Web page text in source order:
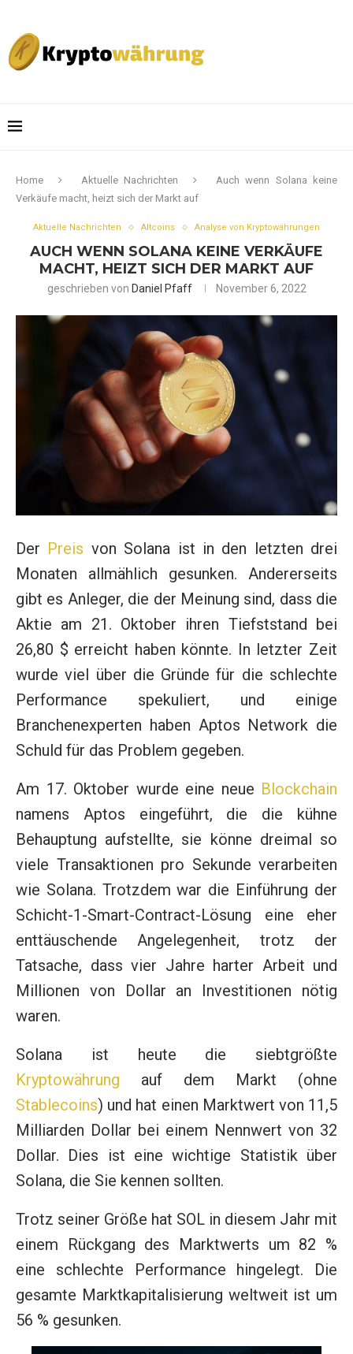
Home Aktuelle Nachrichten
Auch wenn Solana keine
Verkäufe macht, heizt sich der Markt auf
Aktuelle Nachrichten Altcoins Analyse von Kryptowährungen
AUCH WENN SOLANA KEINE VERKÄUFE
MACHT, HEIZT SICH DER MARKT AUF
geschrieben von Daniel Pfaff November 6, 2022
Der Preis von Solana ist in den letzten drei
Monaten allmählich gesunken. Andererseits
gibt es Anleger, die der Meinung sind, dass die
Aktie am 21. Oktober ihren Tiefststand bei
26,80 $ erreicht haben könnte. In letzter Zeit
wurde viel über die Gründe für die schlechte
Performance spekuliert, und einige
Branchenexperten haben Aptos Network die
Schuld für das Problem gegeben.
Am 17. Oktober wurde eine neue Blockchain
namens Aptos eingeführt, die die kühne
Behauptung aufstellte, sie könne dreimal so
viele Transaktionen pro Sekunde verarbeiten
wie Solana. Trotzdem war die Einführung der
Schicht-1-Smart-Contract-Lösung eine eher
enttäuschende Angelegenheit, trotz der
Tatsache, dass vier Jahre harter Arbeit und
Millionen von Dollar an Investitionen nötig
waren.
Solana ist heute die siebtgrößte
Kryptowährung auf dem Markt (ohne
Stablecoins) und hat einen Marktwert von 11,5
Milliarden Dollar bei einem Nennwert von 32
Dollar. Dies ist eine wichtige Statistik über
Solana, die Sie kennen sollten.
Trotz seiner Größe hat SOL in diesem Jahr mit
einem Rückgang des Marktwerts um 82 %
eine schlechte Performance hingelegt. Die
gesamte Marktkapitalisierung weltweit ist um
56 % gesunken.